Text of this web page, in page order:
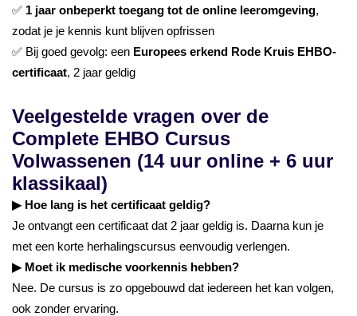
✅ 1 jaar onbeperkt toegang tot de online leeromgeving,
zodat je je kennis kunt blijven opfrissen
✅ Bij goed gevolg: een Europees erkend Rode Kruis EHBO-
certificaat, 2 jaar geldig
Veelgestelde vragen over de
Complete EHBO Cursus
Volwassenen (14 uur online + 6 uur
klassikaal)
▶ Hoe lang is het certificaat geldig?
Je ontvangt een certificaat dat 2 jaar geldig is. Daarna kun je
met een korte herhalingscursus eenvoudig verlengen.
▶ Moet ik medische voorkennis hebben?
Nee. De cursus is zo opgebouwd dat iedereen het kan volgen,
ook zonder ervaring.